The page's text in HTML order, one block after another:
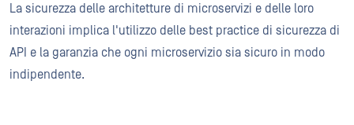
La sicurezza delle architetture di microservizi e delle loro
interazioni implica l'utilizzo delle best practice di sicurezza di
API e la garanzia che ogni microservizio sia sicuro in modo
indipendente.